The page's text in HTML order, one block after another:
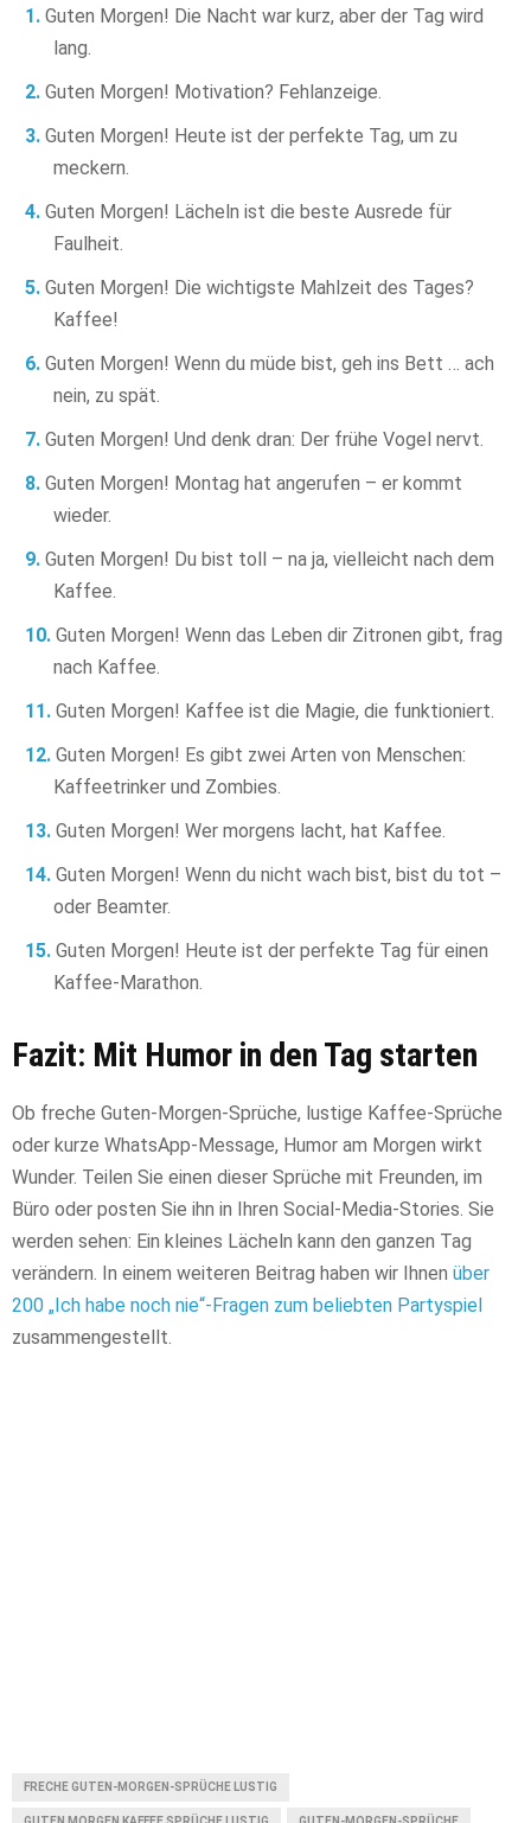
Guten Morgen! Die Nacht war kurz, aber der Tag wird
lang.
Guten Morgen! Motivation? Fehlanzeige.
Guten Morgen! Heute ist der perfekte Tag, um zu
meckern.
Guten Morgen! Lächeln ist die beste Ausrede für
Faulheit.
Guten Morgen! Die wichtigste Mahlzeit des Tages?
Kaffee!
Guten Morgen! Wenn du müde bist, geh ins Bett … ach
nein, zu spät.
Guten Morgen! Und denk dran: Der frühe Vogel nervt.
Guten Morgen! Montag hat angerufen – er kommt
wieder.
Guten Morgen! Du bist toll – na ja, vielleicht nach dem
Kaffee.
Guten Morgen! Wenn das Leben dir Zitronen gibt, frag
nach Kaffee.
Guten Morgen! Kaffee ist die Magie, die funktioniert.
Guten Morgen! Es gibt zwei Arten von Menschen:
Kaffeetrinker und Zombies.
Guten Morgen! Wer morgens lacht, hat Kaffee.
Guten Morgen! Wenn du nicht wach bist, bist du tot –
oder Beamter.
Guten Morgen! Heute ist der perfekte Tag für einen
Kaffee-Marathon.
Fazit: Mit Humor in den Tag starten
Ob freche Guten-Morgen-Sprüche, lustige Kaffee-Sprüche
oder kurze WhatsApp-Message, Humor am Morgen wirkt
Wunder. Teilen Sie einen dieser Sprüche mit Freunden, im
Büro oder posten Sie ihn in Ihren Social-Media-Stories. Sie
werden sehen: Ein kleines Lächeln kann den ganzen Tag
verändern. In einem weiteren Beitrag haben wir Ihnen über
200 „Ich habe noch nie“-Fragen zum beliebten Partyspiel
zusammengestellt.
FRECHE GUTEN-MORGEN-SPRÜCHE LUSTIG